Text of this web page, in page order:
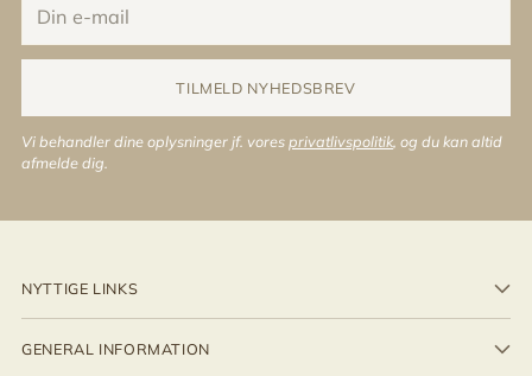
e-
mail
TILMELD NYHEDSBREV
Vi behandler dine oplysninger jf. voresprivatlivspolitik , og du kan altid
afmelde dig.
NYTTIGE LINKS
GENERAL INFORMATION